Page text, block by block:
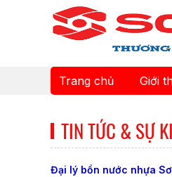
Trang chủ Giới
TIN TỨC & SỰ
Đại lý bồn nước nhựa